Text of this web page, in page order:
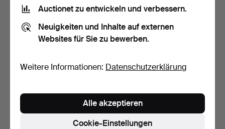
11 Gebote
2 Gebote
Auctionet zu entwickeln und verbessern.
Neuigkeiten und Inhalte auf externen
Websites für Sie zu bewerben.
Weitere Informationen: Datenschutzerklärung
Cookie-Einstellungen
Alle akzeptieren